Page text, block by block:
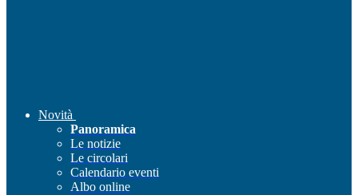
Novità
Panoramica
Le notizie
Le circolari
Calendario eventi
Albo online